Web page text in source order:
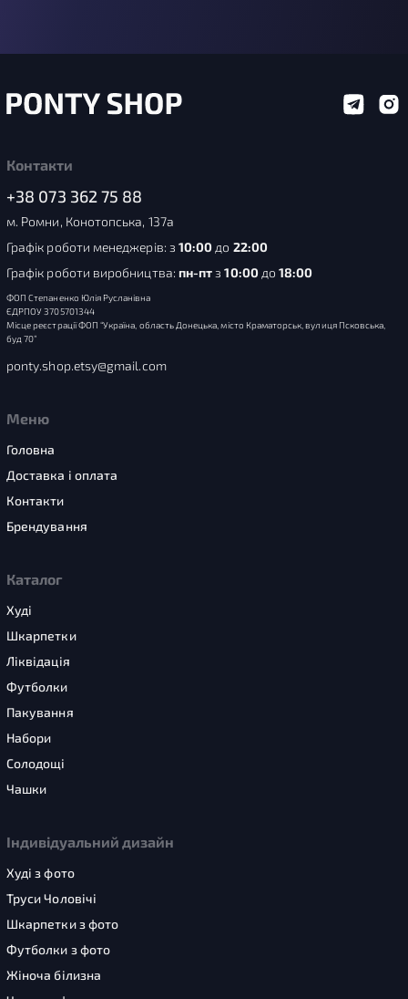
Контакти
+38 073 362 75 88
м. Ромни, Конотопська, 137а
Графік роботи менеджерів: з 10:00 до 22:00
Графік роботи виробництва: пн-пт з10:00до18:00
ФОП Степаненко Юлія Русланівна
ЄДРПОУ 3705701344
Місце реєстрації ФОП “Україна, область Донецька, місто Краматорськ, вулиця Псковська,
буд 70”
ponty.shop.etsy@gmail.com
Меню
Головна
Доставка і оплата
Контакти
Брендування
Каталог
Худі
Шкарпетки
Ліквідація
Футболки
Пакування
Набори
Солодощі
Чашки
Індивідуальний дизайн
Худі з фото
Труси Чоловічі
Шкарпетки з фото
Футболки з фото
Жіноча білизна